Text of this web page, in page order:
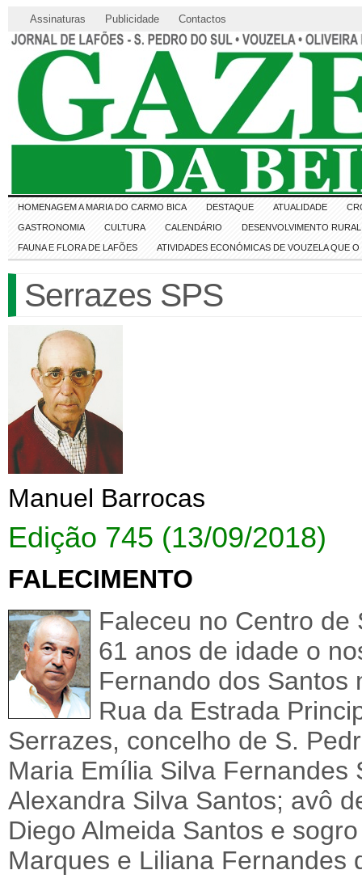
Assinaturas Publicidade Contactos
HOMENAGEM A MARIA DO CARMO BICA DESTAQUE ATUALIDADE
GASTRONOMIA CULTURA CALENDÁRIO DESENVOLVIMENTO RURAL
FAUNA E FLORA DE LAFÕES ATIVIDADES ECONÓMICAS DE VOUZELA QUE
Serrazes SPS
Manuel Barrocas
Edição 745 (13/09/2018)
FALECIMENTO
Faleceu no Centro de
61 anos de idade o
Fernando dos Santos
Rua da Estrada
Serrazes, concelho de S.
Maria Emília Silva Fernandes
Alexandra Silva Santos; avô
Diego Almeida Santos e
Marques e Liliana Fernandes